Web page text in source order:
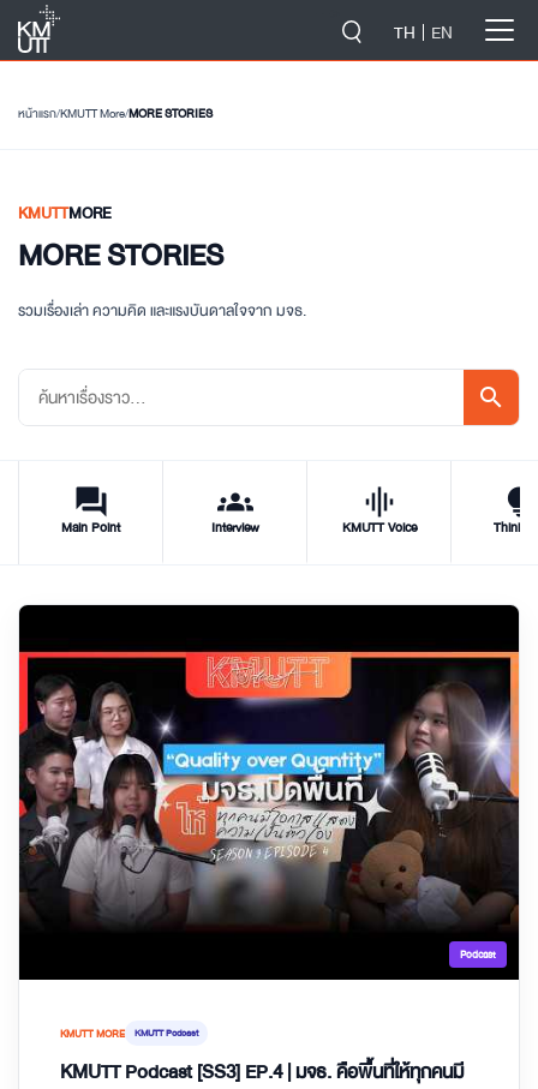
TH EN
หน้าแรก/KMUTT More/MORE STORIES
KMUTTMORE
MORE STORIES
รวมเรื่องเล่า ความคิด และแรงบันดาลใจจาก มจธ.
search
forum
Main Point
groups
Interview
graphic_eq
KMUTT Voice Think
Podcast
KMUTT MORE KMUTT Podcast
KMUTT Podcast [SS3] EP.4 | มจธ. คือพื้นที่ให้ทุกคนมี